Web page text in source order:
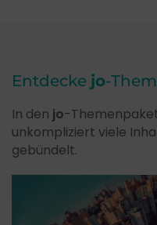
Entdecke jo-
In den jo-
unkompliziert viele
gebündelt.